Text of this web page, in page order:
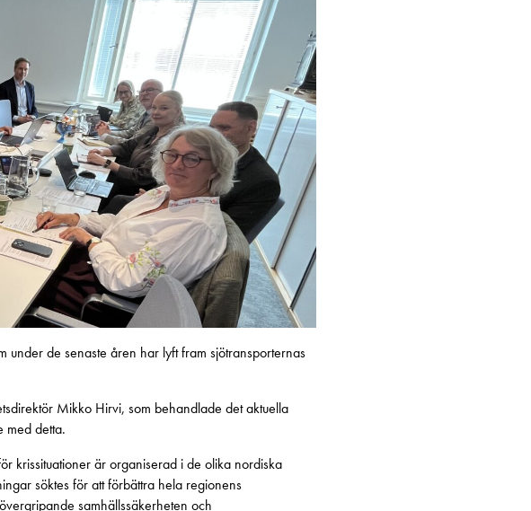
under de senaste åren har lyft fram sjötransporternas
Mikko Hirvi, som behandlade det aktuella
med detta.
krissituationer är organiserad i de olika nordiska
söktes för att förbättra hela regionens
samhällssäkerheten och